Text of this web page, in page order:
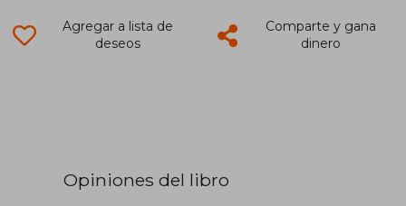
Agregar a lista de
deseos
Comparte y gana
dinero
Opiniones del libro